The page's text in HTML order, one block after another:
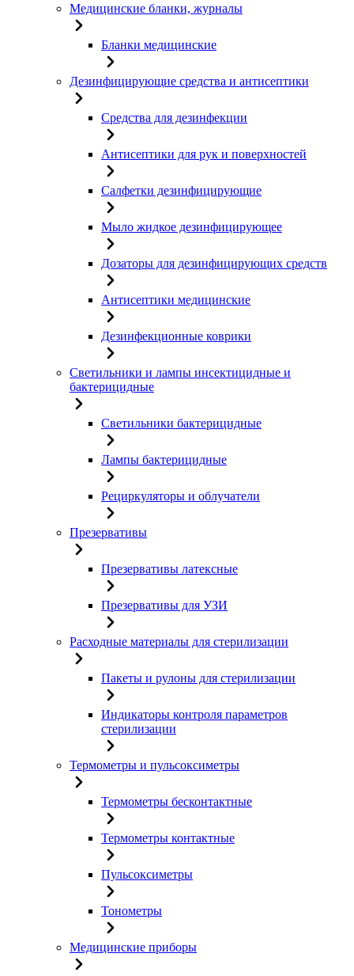
Медицинские бланки, журналы
Бланки медицинские
Дезинфицирующие средства и антисептики
Средства для дезинфекции
Антисептики для рук и поверхностей
Салфетки дезинфицирующие
Мыло жидкое дезинфицирующее
Дозаторы для дезинфицирующих средств
Антисептики медицинские
Дезинфекционные коврики
Светильники и лампы инсектицидные и
бактерицидные
Светильники бактерицидные
Лампы бактерицидные
Рециркуляторы и облучатели
Презервативы
Презервативы латексные
Презервативы для УЗИ
Расходные материалы для стерилизации
Пакеты и рулоны для стерилизации
Индикаторы контроля параметров
стерилизации
Термометры и пульсоксиметры
Термометры бесконтактные
Термометры контактные
Пульсоксиметры
Тонометры
Медицинские приборы